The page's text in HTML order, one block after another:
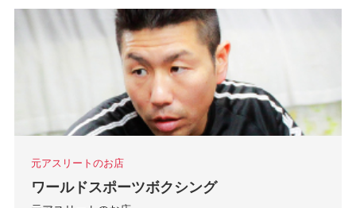
元アスリートのお店
ワールドスポーツボクシング